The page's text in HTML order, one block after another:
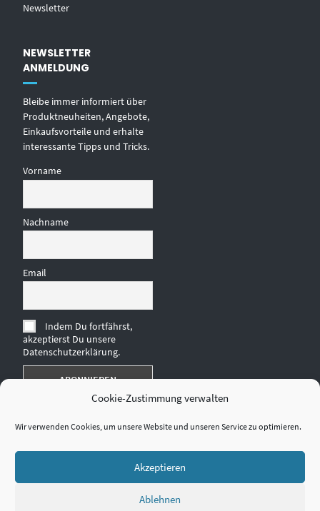
Cookie-Zustimmung verwalten
Wir verwenden Cookies, um unsere Website und unseren Service zu optimieren.
Akzeptieren
Ablehnen
Newsletter
NEWSLETTER
ANMELDUNG
Bleibe immer informiert über
Produktneuheiten, Angebote,
Einkaufsvorteile und erhalte
interessante Tipps und Tricks.
Vorname
Nachname
Email
Indem Du fortfährst,
akzeptierst Du unsere
Datenschutzerklärung.